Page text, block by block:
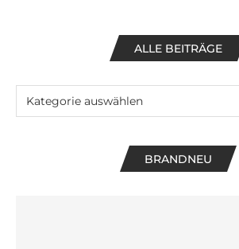
ALLE BEITRÄGE
BRANDNEU